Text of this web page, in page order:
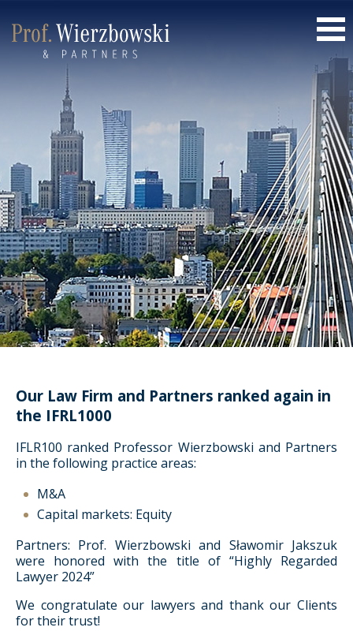
Our Law Firm and Partners ranked again in
the IFRL1000
IFLR100 ranked Professor Wierzbowski and Partners
in the following practice areas:
M&A
Capital markets: Equity
Partners: Prof. Wierzbowski and Sławomir Jakszuk
were honored with the title of “Highly Regarded
Lawyer 2024”
We congratulate our lawyers and thank our Clients
for their trust!